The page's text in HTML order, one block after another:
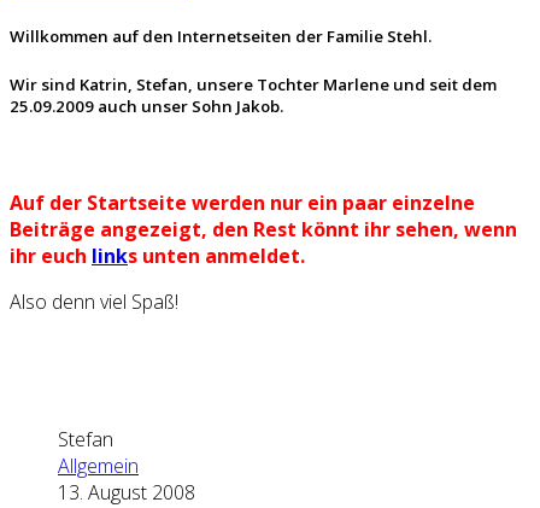
Willkommen auf den Internetseiten der Familie Stehl.
Wir sind Katrin, Stefan, unsere Tochter Marlene und seit dem
25.09.2009 auch unser Sohn Jakob.
Auf der Startseite werden nur ein paar einzelne
Beiträge angezeigt, den Rest könnt ihr sehen, wenn
ihr euch links unten anmeldet.
Also denn viel Spaß!
Stefan
Allgemein
13. August 2008